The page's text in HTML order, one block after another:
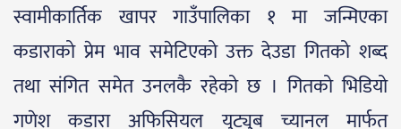
स्वामीकार्तिक खापर गाउँपालिका १ मा जन्मिएका
कडाराको प्रेम भाव समेटिएको उक्त देउडा गितको शब्द
तथा संगित समेत उनलकै रहेको छ । गितको भिडियो
गणेश कडारा अफिसियल युट्युब च्यानल मार्फत